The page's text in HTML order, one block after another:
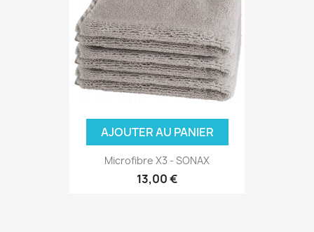
AJOUTER AU PANIER
Microfibre X3 - SONAX
13,00 €